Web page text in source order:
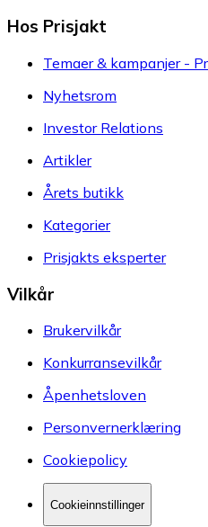
Hos Prisjakt
Temaer & kampanjer -
Nyhetsrom
Investor Relations
Artikler
Årets butikk
Kategorier
Prisjakts eksperter
Vilkår
Brukervilkår
Konkurransevilkår
Åpenhetsloven
Personvernerklæring
Cookiepolicy
Cookieinnstillinger